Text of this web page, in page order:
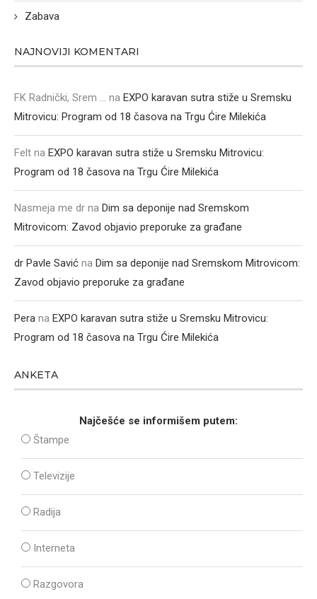
Zabava
NAJNOVIJI KOMENTARI
FK Radnički, Srem ... na EXPO karavan sutra stiže u Sremsku
Mitrovicu: Program od 18 časova na Trgu Ćire Milekića
Felt na EXPO karavan sutra stiže u Sremsku Mitrovicu:
Program od 18 časova na Trgu Ćire Milekića
Nasmeja me dr na Dim sa deponije nad Sremskom
Mitrovicom: Zavod objavio preporuke za građane
dr Pavle Savić na Dim sa deponije nad Sremskom Mitrovicom:
Zavod objavio preporuke za građane
Pera na EXPO karavan sutra stiže u Sremsku Mitrovicu:
Program od 18 časova na Trgu Ćire Milekića
ANKETA
Najčešće se informišem putem:
Štampe
Televizije
Radija
Interneta
Razgovora